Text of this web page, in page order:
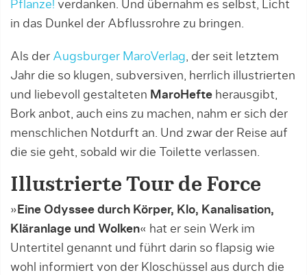
Pflanze! verdanken. Und übernahm es selbst, Licht
in das Dunkel der Abflussrohre zu bringen.
Als der Augsburger MaroVerlag, der seit letztem
Jahr die so klugen, subversiven, herrlich illustrierten
und liebevoll gestalteten MaroHefte herausgibt,
Bork anbot, auch eins zu machen, nahm er sich der
menschlichen Notdurft an. Und zwar der Reise auf
die sie geht, sobald wir die Toilette verlassen.
Illustrierte Tour de Force
» Eine Odyssee durch Körper, Klo, Kanalisation,
Kläranlage und Wolken« hat er sein Werk im
Untertitel genannt und führt darin so flapsig wie
wohl informiert von der Kloschüssel aus durch die